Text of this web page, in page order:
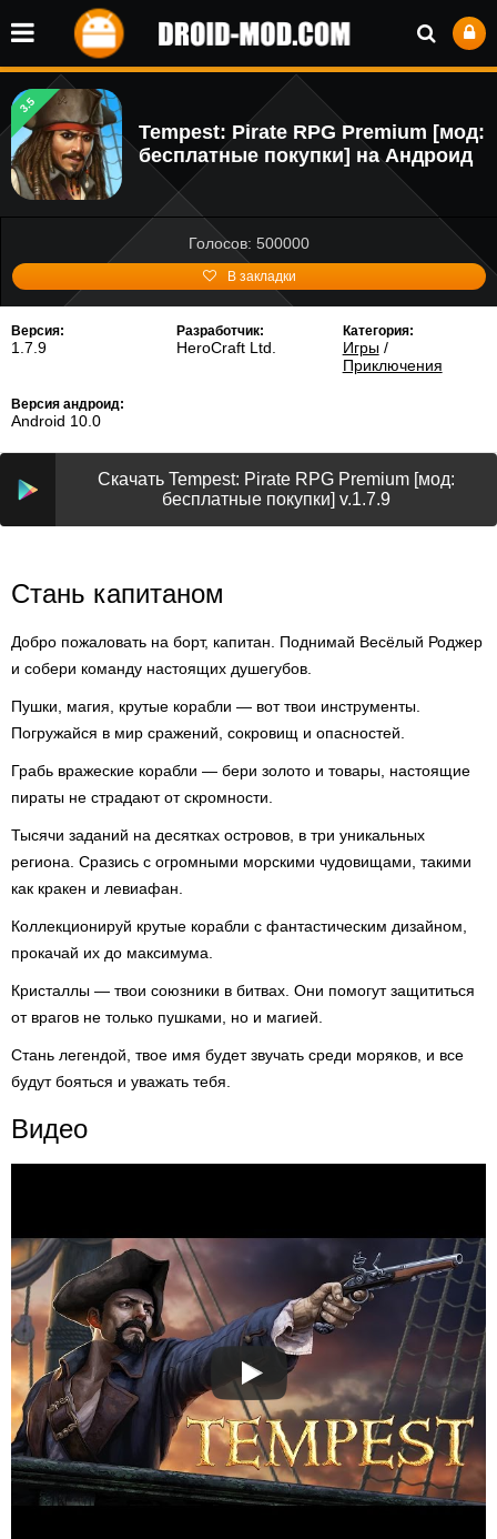
3.5
Tempest: Pirate RPG Premium [мод:
бесплатные покупки] на Андроид
Голосов: 500000
В закладки
Версия:
1.7.9
Разработчик:
HeroCraft Ltd.
Категория:
Игры/
Приключения
Версия андроид:
Android 10.0
Скачать Tempest: Pirate RPG Premium [мод:
бесплатные покупки] v.1.7.9
Стань капитаном
Добро пожаловать на борт, капитан. Поднимай Весёлый Роджер
и собери команду настоящих душегубов.
Пушки, магия, крутые корабли — вот твои инструменты.
Погружайся в мир сражений, сокровищ и опасностей.
Грабь вражеские корабли — бери золото и товары, настоящие
пираты не страдают от скромности.
Тысячи заданий на десятках островов, в три уникальных
региона. Сразись с огромными морскими чудовищами, такими
как кракен и левиафан.
Коллекционируй крутые корабли с фантастическим дизайном,
прокачай их до максимума.
Кристаллы — твои союзники в битвах. Они помогут защититься
от врагов не только пушками, но и магией.
Стань легендой, твое имя будет звучать среди моряков, и все
будут бояться и уважать тебя.
Видео